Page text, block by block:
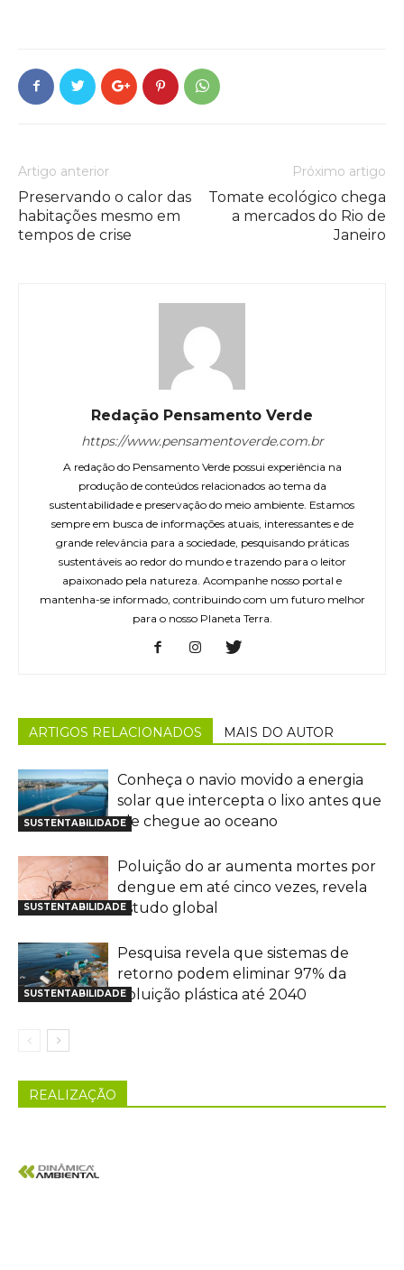
Artigo anterior
Preservando o calor das
habitações mesmo em
tempos de crise
Próximo artigo
Tomate ecológico chega
a mercados do Rio de
Janeiro
Redação Pensamento Verde
https://www.pensamentoverde.com.br
A redação do Pensamento Verde possui experiência na
produção de conteúdos relacionados ao tema da
sustentabilidade e preservação do meio ambiente. Estamos
sempre em busca de informações atuais, interessantes e de
grande relevância para a sociedade, pesquisando práticas
sustentáveis ao redor do mundo e trazendo para o leitor
apaixonado pela natureza. Acompanhe nosso portal e
mantenha-se informado, contribuindo com um futuro melhor
para o nosso Planeta Terra.
ARTIGOS RELACIONADOS MAIS DO AUTOR
SUSTENTABILIDADE
Conheça o navio movido a energia
solar que intercepta o lixo antes que
ele chegue ao oceano
SUSTENTABILIDADE
Poluição do ar aumenta mortes por
dengue em até cinco vezes, revela
estudo global
SUSTENTABILIDADE
Pesquisa revela que sistemas de
retorno podem eliminar 97% da
poluição plástica até 2040
REALIZAÇÃO